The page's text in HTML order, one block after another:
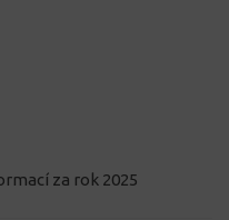
za rok 2025